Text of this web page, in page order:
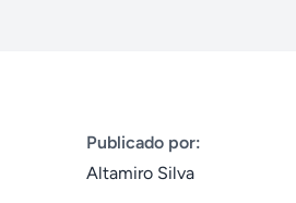
Publicado por:
Altamiro Silva